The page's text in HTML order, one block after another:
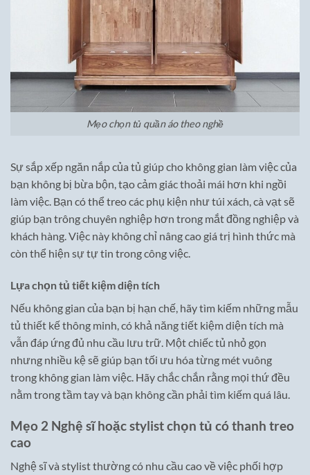
Mẹo chọn tủ quần áo theo nghề
Sự sắp xếp ngăn nắp của tủ giúp cho không gian làm việc của
bạn không bị bừa bộn, tạo cảm giác thoải mái hơn khi ngồi
làm việc. Bạn có thể treo các phụ kiện như túi xách, cà vạt sẽ
giúp bạn trông chuyên nghiệp hơn trong mắt đồng nghiệp và
khách hàng. Việc này không chỉ nâng cao giá trị hình thức mà
còn thể hiện sự tự tin trong công việc.
Lựa chọn tủ tiết kiệm diện tích
Nếu không gian của bạn bị hạn chế, hãy tìm kiếm những mẫu
tủ thiết kế thông minh, có khả năng tiết kiệm diện tích mà
vẫn đáp ứng đủ nhu cầu lưu trữ. Một chiếc tủ nhỏ gọn
nhưng nhiều kệ sẽ giúp bạn tối ưu hóa từng mét vuông
trong không gian làm việc. Hãy chắc chắn rằng mọi thứ đều
nằm trong tầm tay và bạn không cần phải tìm kiếm quá lâu.
Mẹo 2 Nghệ sĩ hoặc stylist chọn tủ có thanh treo
cao
Nghệ sĩ và stylist thường có nhu cầu cao về việc phối hợp